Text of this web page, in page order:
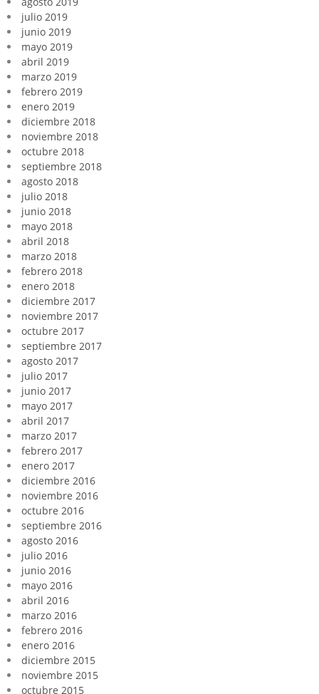
julio 2019
junio 2019
mayo 2019
abril 2019
marzo 2019
febrero 2019
enero 2019
diciembre 2018
noviembre 2018
octubre 2018
septiembre 2018
agosto 2018
julio 2018
junio 2018
mayo 2018
abril 2018
marzo 2018
febrero 2018
enero 2018
diciembre 2017
noviembre 2017
octubre 2017
septiembre 2017
agosto 2017
julio 2017
junio 2017
mayo 2017
abril 2017
marzo 2017
febrero 2017
enero 2017
diciembre 2016
noviembre 2016
octubre 2016
septiembre 2016
agosto 2016
julio 2016
junio 2016
mayo 2016
abril 2016
marzo 2016
febrero 2016
enero 2016
diciembre 2015
noviembre 2015
octubre 2015